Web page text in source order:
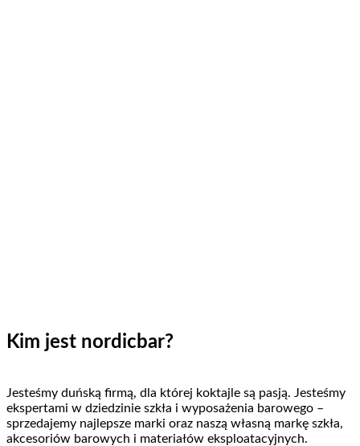
Kim jest nordicbar?
Jesteśmy duńską firmą, dla której koktajle są pasją. Jesteśmy
ekspertami w dziedzinie szkła i wyposażenia barowego –
sprzedajemy najlepsze marki oraz naszą własną markę szkła,
akcesoriów barowych i materiałów eksploatacyjnych.